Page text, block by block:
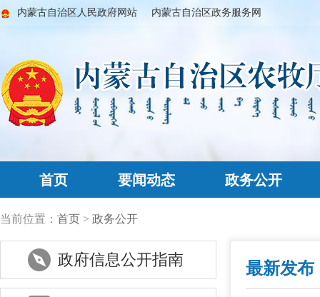
内蒙古自治区人民政府网站 内蒙古自治区政务服务网
首页 要闻动态 政务公开
当前位置： 首页 > 政务公开
政府信息公开指南 最新发布